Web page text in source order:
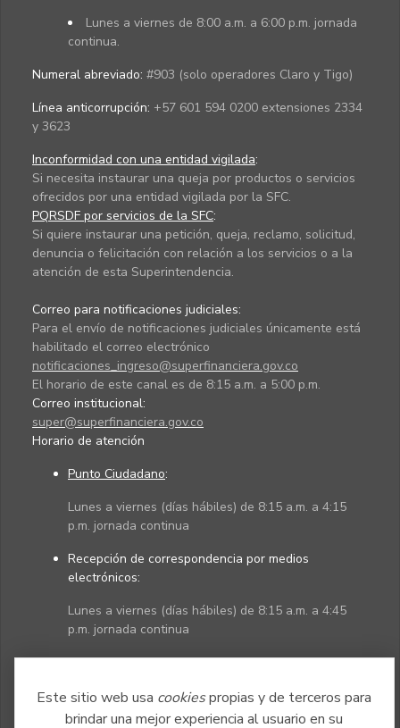
Este sitio web usa cookiespropias y de terceros para
brindar una mejor experiencia al usuario en su
Lunes a viernes de 8:00 a.m. a 6:00 p.m. jornada
continua.
Numeral abreviado: #903 (solo operadores Claro y Tigo)
Línea anticorrupción: +57 601 594 0200 extensiones 2334
y 3623
Inconformidad con una entidad vigilada:
Si necesita instaurar una queja por productos o servicios
ofrecidos por una entidad vigilada por la SFC.
PQRSDF por servicios de la SFC:
Si quiere instaurar una petición, queja, reclamo, solicitud,
denuncia o felicitación con relación a los servicios o a la
atención de esta Superintendencia.
Correo para notificaciones judiciales:
Para el envío de notificaciones judiciales únicamente está
habilitado el correo electrónico
notificaciones_ingreso@superfinanciera.gov.co
El horario de este canal es de 8:15 a.m. a 5:00 p.m.
Correo institucional:
super@superfinanciera.gov.co
Horario de atención
Punto Ciudadano:
Lunes a viernes (días hábiles) de 8:15 a.m. a 4:15
p.m. jornada continua
Recepción de correspondencia por medios
electrónicos:
Lunes a viernes (días hábiles) de 8:15 a.m. a 4:45
p.m. jornada continua